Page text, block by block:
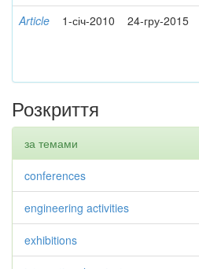
Article 1-січ-2010 24-гру-2015
Розкриття
за темами
conferences
engineering activities
exhibitions